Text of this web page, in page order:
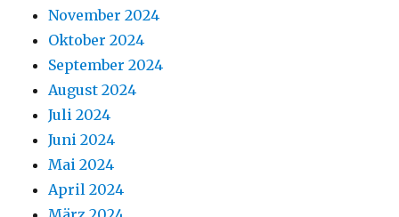
November 2024
Oktober 2024
September 2024
August 2024
Juli 2024
Juni 2024
Mai 2024
April 2024